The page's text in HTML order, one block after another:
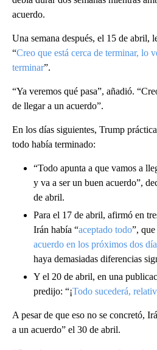
acuerdo.
Una semana después, el 15 de abril,
“Creo que está cerca de terminar, lo
terminar”.
“Ya veremos qué pasa”, añadió.
de llegar a un acuerdo”.
En los días siguientes, Trump
todo había terminado:
“Todo apunta a que vamos a
y va a ser un buen acuerdo”,
de abril.
Para el 17 de abril, afirmó en
Irán había “aceptado todo”, que
acuerdo en los próximos dos
haya demasiadas diferencias
Y el 20 de abril, en una
predijo: “¡Todo sucederá,
A pesar de que eso no se concretó,
a un acuerdo” el 30 de abril.